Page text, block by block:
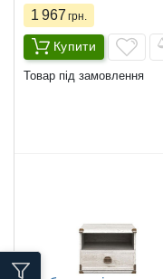
1 967 грн.
Купити
Товар під замовлення